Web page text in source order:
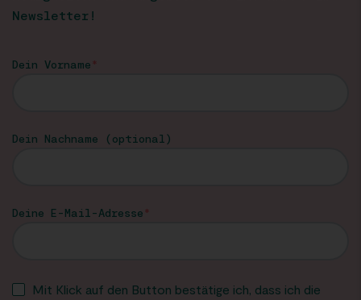
Newsletter!
Dein Vorname
Dein Nachname (optional)
Deine E-Mail-Adresse
Mit Klick auf den Button bestätige ich, dass ich die